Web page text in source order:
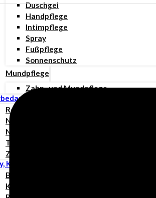
Duschgel
Handpflege
Intimpflege
Spray
Fußpflege
Sonnenschutz
Mundpflege
Zahn- und Mundpflege
Rehabilitation & Orthopädie
Nahrungsergänzungsmittel
Nahtmaterial
Tierpflege
Zubehör
Kind & Familie
Babynahrung
Kinderwunsch